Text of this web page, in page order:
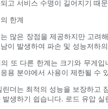
고 서비스 수명이 길어지기 때
한계
많은 장점을 제공하지만 고려
이 발생하여 파손 및 성능저하
또 다른 한계는 크기와 무게
용 분야에서 사용이 제한될 수
린더는 최적의 성능을 보장하고
발생하기 쉽습니다. 로드 유압